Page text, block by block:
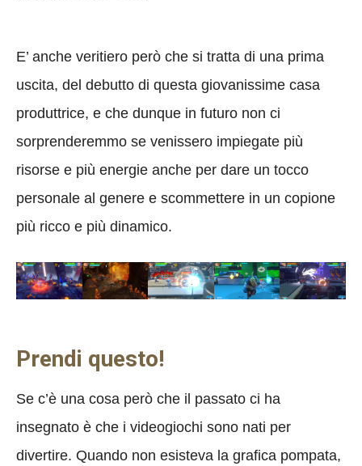
E’ anche veritiero però che si tratta di una prima
uscita, del debutto di questa giovanissime casa
produttrice, e che dunque in futuro non ci
sorprenderemmo se venissero impiegate più
risorse e più energie anche per dare un tocco
personale al genere e scommettere in un copione
più ricco e più dinamico.
Prendi questo!
Se c’è una cosa però che il passato ci ha
insegnato è che i videogiochi sono nati per
divertire. Quando non esisteva la grafica pompata,